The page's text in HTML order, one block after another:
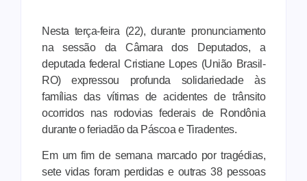
Nesta terça-feira (22), durante pronunciamento
na sessão da Câmara dos Deputados, a
deputada federal Cristiane Lopes (União Brasil-
RO) expressou profunda solidariedade às
famílias das vítimas de acidentes de trânsito
ocorridos nas rodovias federais de Rondônia
durante o feriadão da Páscoa e Tiradentes.
Em um fim de semana marcado por tragédias,
sete vidas foram perdidas e outras 38 pessoas